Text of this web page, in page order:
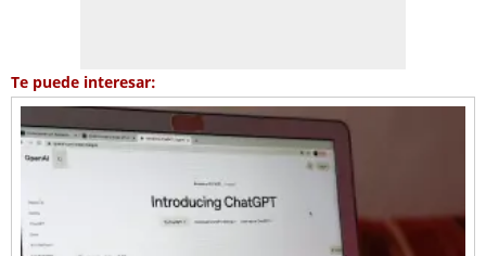
Te puede interesar: